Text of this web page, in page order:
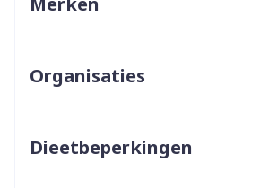
Organisaties
Dieetbeperkingen